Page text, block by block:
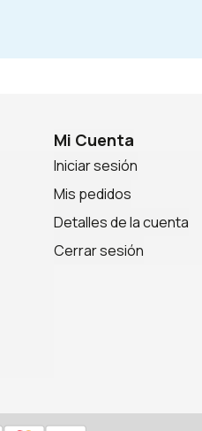
Mi Cuenta
Iniciar sesión
Mis pedidos
Detalles de la cuenta
Cerrar sesión